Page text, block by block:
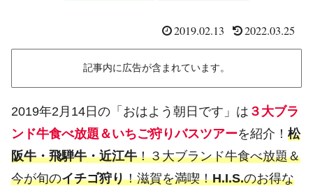
2019.02.13 2022.03.25
記事内に広告が含まれています。
2019年2月14日の「おはよう朝日です」は ３大ブラ
ンド牛食べ放題＆いちご狩りバスツアーを紹介！ 松
阪牛・飛騨牛・近江牛！３大ブランド牛食べ放題＆
今が旬のイチゴ狩り！滋賀を満喫！H.I.S.のお得な